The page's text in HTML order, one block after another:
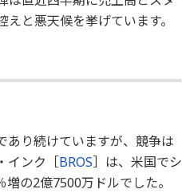
と悪天候を挙げています。
あり続けていますが、競争は
インク［BROS］は、米国でシ
の2億7500万ドルでした。